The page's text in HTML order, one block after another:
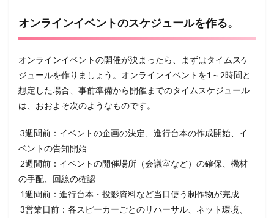
オンラインイベントのスケジュールを作る。
オンラインイベントの開催が決まったら、まずはタイムスケ
ジュールを作りましょう。オンラインイベントを1～2時間と
想定した場合、事前準備から開催までのタイムスケジュール
は、おおよそ次のようなものです。
3週間前：イベントの企画の決定、進行台本の作成開始、イ
ベントの告知開始
2週間前：イベントの開催場所（会議室など）の確保、機材
の手配、回線の確認
1週間前：進行台本・投影資料など当日使う制作物が完成
3営業日前：各スピーカーごとのリハーサル、ネット環境、